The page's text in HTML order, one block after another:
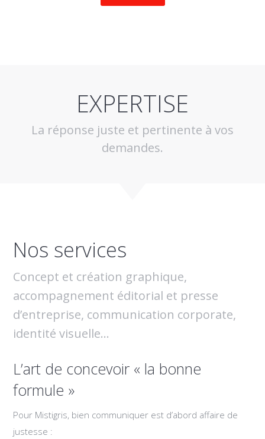
EXPERTISE
La réponse juste et pertinente à vos
demandes.
Nos services
Concept et création graphique,
accompagnement éditorial et presse
d’entreprise, communication corporate,
identité visuelle…
L’art de concevoir « la bonne
formule »
Pour Mistigris, bien communiquer est d’abord affaire de
justesse :